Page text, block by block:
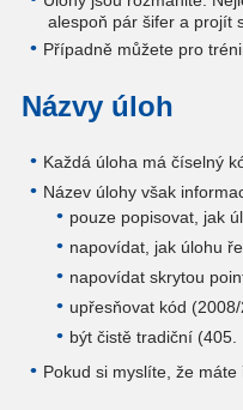
alespoň pár šifer a projít
Případně můžete pro
Názvy úloh
Každá úloha má číselný
Název úlohy však
pouze popisovat, jak
napovídat, jak úlohu
napovídat skrytou
upřesňovat kód
být čistě tradiční (405.
Pokud si myslíte, že